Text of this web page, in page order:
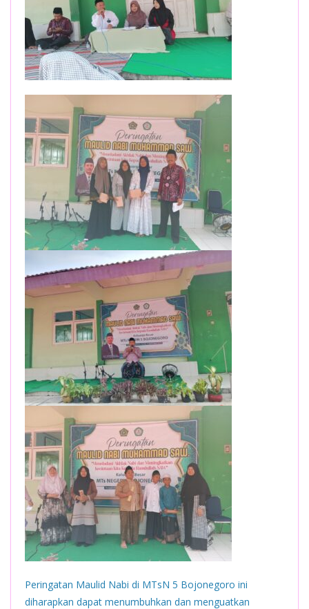
Peringatan Maulid Nabi di MTsN 5 Bojonegoro ini
diharapkan dapat menumbuhkan dan menguatkan